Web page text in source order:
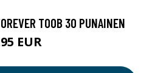
TOOB 30 PUNAINEN
EUR